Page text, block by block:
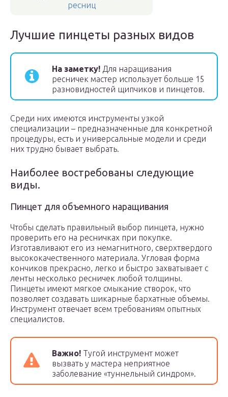
ресниц
Лучшие пинцеты разных видов
На заметку! Для наращивания
ресничек мастер использует больше 15
разновидностей щипчиков и пинцетов.
Среди них имеются инструменты узкой
специализации – предназначенные для конкретной
процедуры, есть и универсальные модели и среди
них трудно бывает выбрать.
Наиболее востребованы следующие
виды.
Пинцет для объемного наращивания
Чтобы сделать правильный выбор пинцета, нужно
проверить его на ресничках при покупке.
Изготавливают его из немагнитного, сверхтвердого
высококачественного материала. Угловая форма
кончиков прекрасно, легко и быстро захватывает с
ленты несколько ресничек любой толщины.
Пинцеты имеют мягкое смыкание створок, что
позволяет создавать шикарные бархатные объемы.
Инструмент отвечает всем требованиям опытных
специалистов.
Важно! Тугой инструмент может
вызвать у мастера неприятное
заболевание «туннельный синдром».